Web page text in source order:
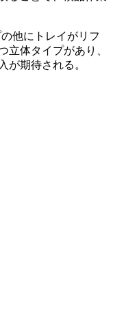
他にトレイがリフ
立体タイプがあり、
が期待される。